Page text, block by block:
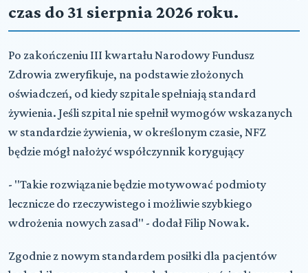
czas do 31 sierpnia 2026 roku.
Po zakończeniu III kwartału Narodowy Fundusz
Zdrowia zweryfikuje, na podstawie złożonych
oświadczeń, od kiedy szpitale spełniają standard
żywienia. Jeśli szpital nie spełnił wymogów wskazanych
w standardzie żywienia, w określonym czasie, NFZ
będzie mógł nałożyć współczynnik korygujący
- "Takie rozwiązanie będzie motywować podmioty
lecznicze do rzeczywistego i możliwie szybkiego
wdrożenia nowych zasad" - dodał Filip Nowak.
Zgodnie z nowym standardem posiłki dla pacjentów